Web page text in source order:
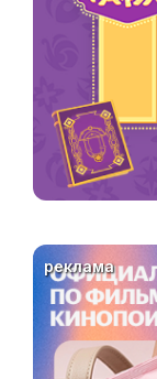
реклама